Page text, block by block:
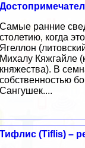
Самые ранние
столетию, когда
Ягеллон
Михалу Кяжгайле
княжества). В
собственностью
Сангушек....
Тифлис (Tiflis) –